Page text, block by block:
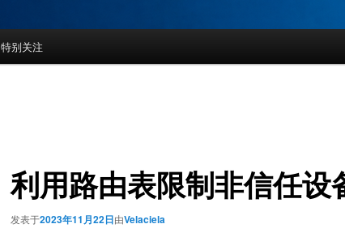
特别关注
利用路由表限制非信任设
发表于2023年11月22日由Velaciela